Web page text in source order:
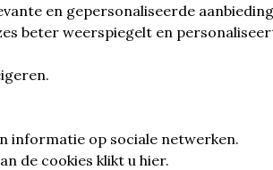
en gepersonaliseerde
beter weerspiegelt en
informatie op sociale netwerken.
de cookies klikt u hier.